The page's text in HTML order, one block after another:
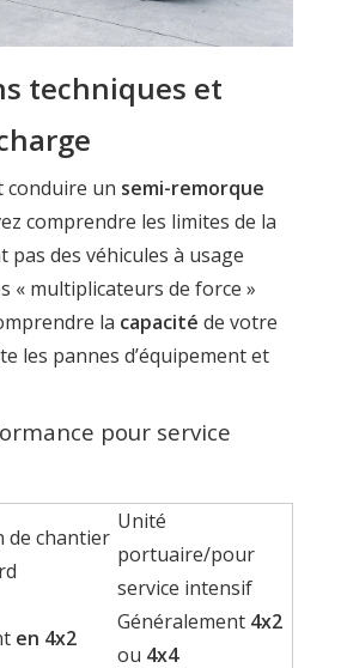
techniques et
conduire un semi-remorque
comprendre les limites de la
pas des véhicules à usage
« multiplicateurs de force »
la capacité de votre
les pannes d’équipement et
pour service
de chantier
Unité
portuaire/pour
service intensif
en 4x2
Généralement 4x2
ou 4x4